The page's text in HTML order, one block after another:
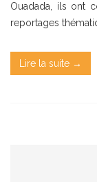
Ouadada, ils ont
reportages
Lire la suite →